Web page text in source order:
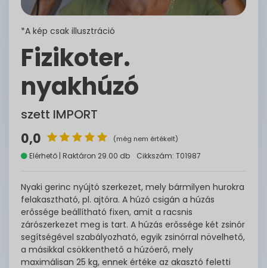
*A kép csak illusztráció
Fizikoter.
nyakhúzó
szett IMPORT
0,0 (még nem értékelt)
Elérhető | Raktáron 29.00 db Cikkszám: T01987
Nyaki gerinc nyújtó szerkezet, mely bármilyen hurokra
felakasztható, pl. ajtóra. A húzó csigán a húzás
erőssége beállítható fixen, amit a racsnis
zárószerkezet meg is tart. A húzás erőssége két zsinór
segítségével szabályozható, egyik zsinórral növelhető,
a másikkal csökkenthető a húzóerő, mely
maximálisan 25 kg, ennek értéke az akasztó feletti